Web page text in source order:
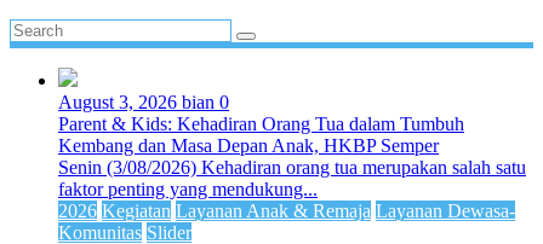
August 3, 2026 bian 0
Parent & Kids: Kehadiran Orang Tua dalam Tumbuh
Kembang dan Masa Depan Anak, HKBP Semper
Senin (3/08/2026) Kehadiran orang tua merupakan salah satu
faktor penting yang mendukung...
2026 Kegiatan Layanan Anak & Remaja Layanan Dewasa-
Komunitas Slider